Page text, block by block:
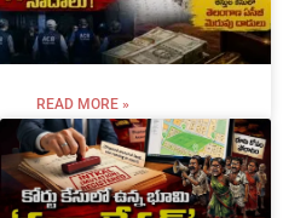
READ MORE »